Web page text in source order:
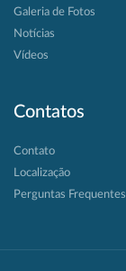
Galeria de Fotos
Notícias
Vídeos
Contatos
Contato
Localização
Perguntas Frequentes